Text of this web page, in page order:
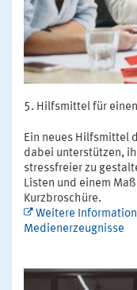
Hilfsmittel für
Ein neues Hilfsmittel
dabei unterstützen,
stressfreier zu
Listen und einem
Kurzbroschüre.
Weitere
Medienerzeugnisse